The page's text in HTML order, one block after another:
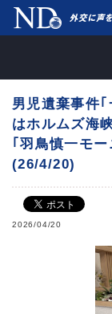
男児遺棄事件
はホルムズ海
｢羽鳥慎一モ
(26/4/20)
2026/04/20